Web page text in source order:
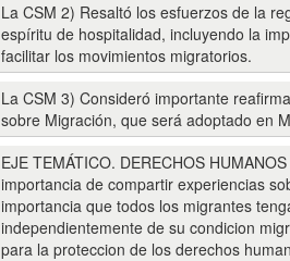
La CSM 2) Resaltó los esfuerzos de la
espíritu de hospitalidad, incluyendo la
facilitar los movimientos migratorios.
La CSM 3) Consideró importante
sobre Migración, que será adoptado en
EJE TEMÁTICO. DERECHOS
importancia de compartir experiencias
importancia que todos los migrantes
independientemente de su condicion
para la proteccion de los derechos